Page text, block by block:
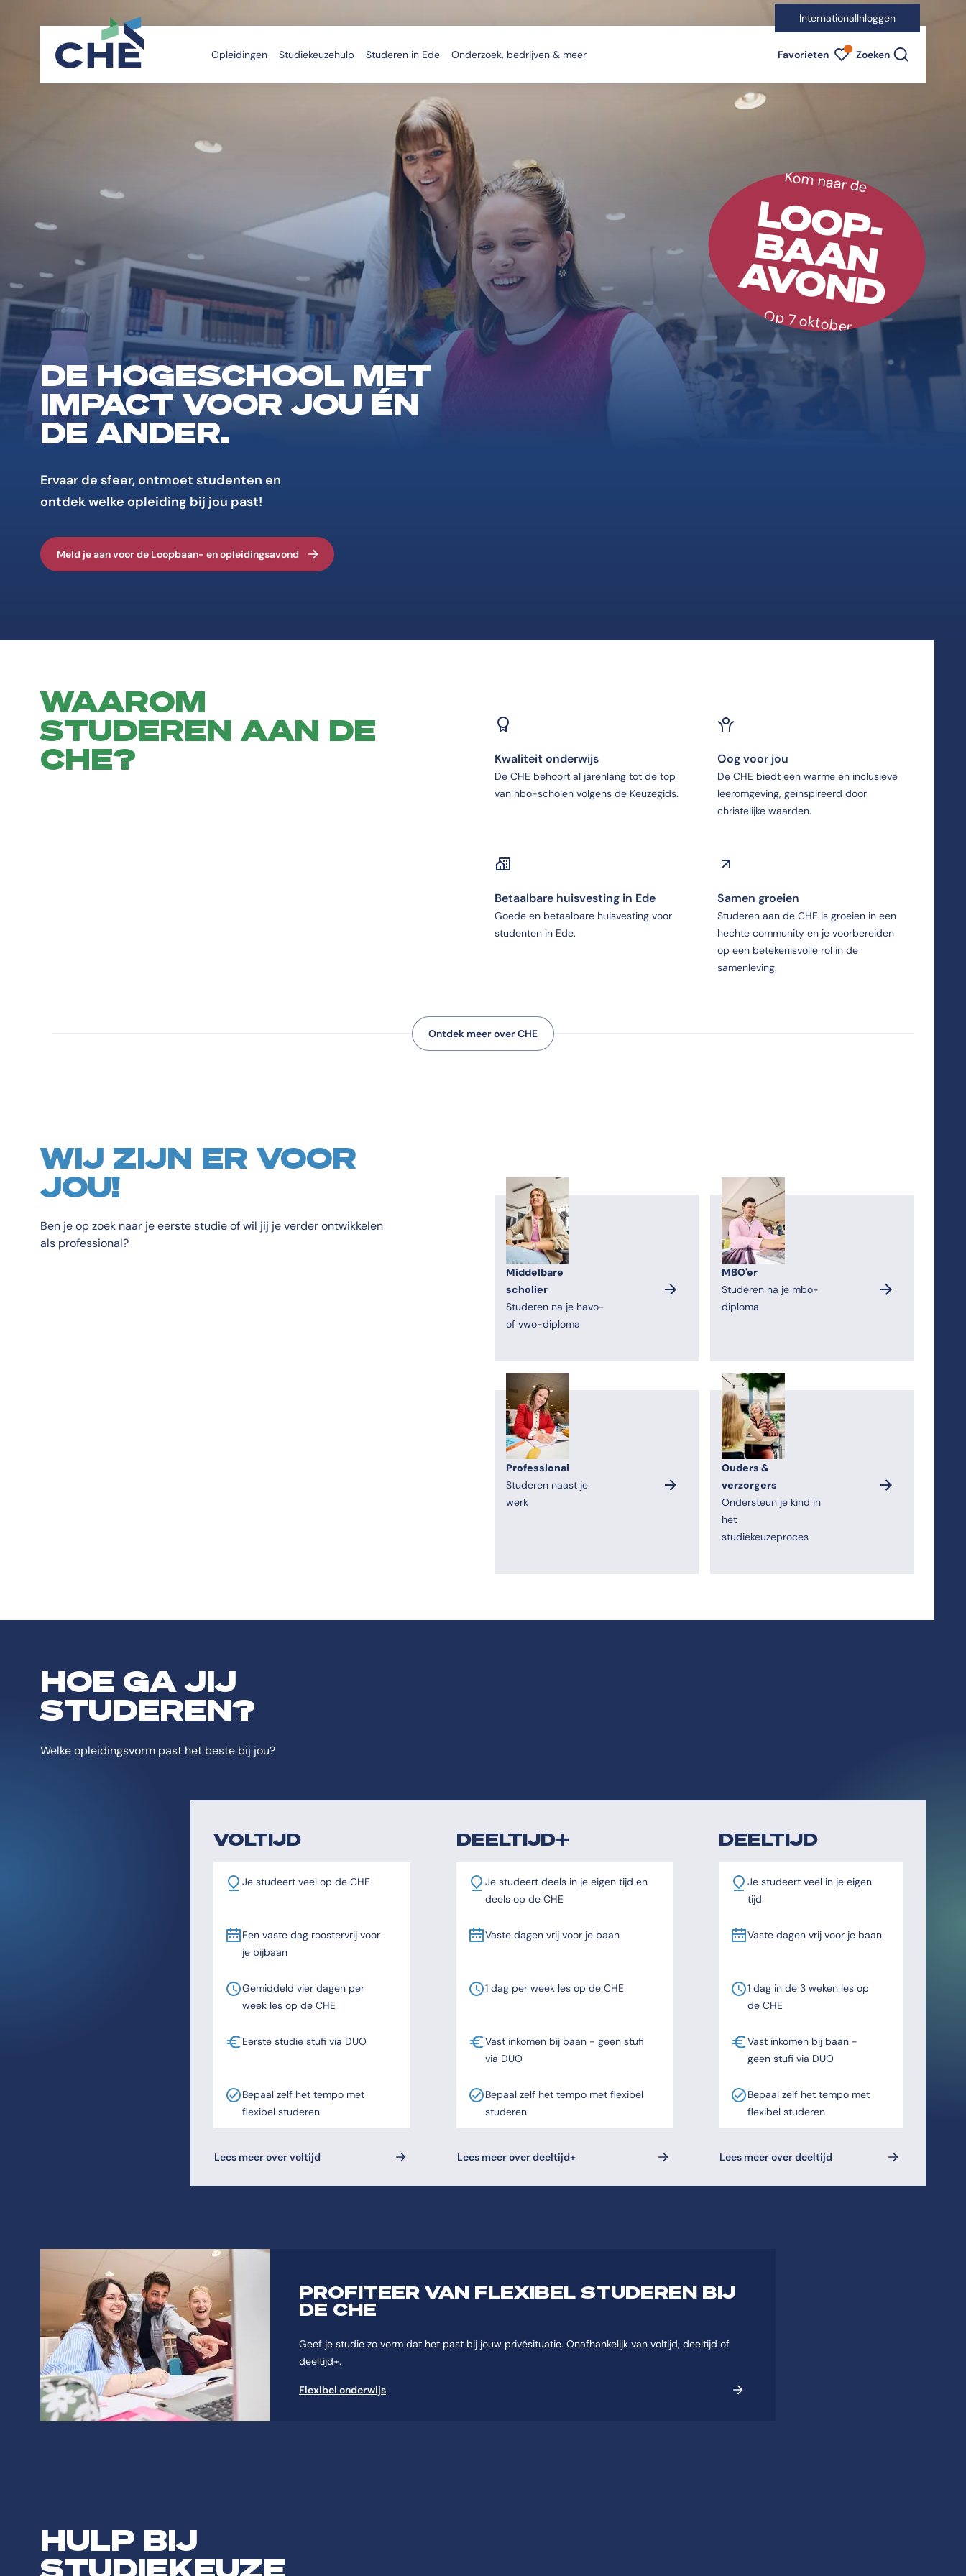
InternationalInloggen
Opleidingen Studiekeuzehulp Studeren in Ede Onderzoek, bedrijven & meer Favorieten Favorieten indicator
Zoeken
DE HOGESCHOOL MET
IMPACT VOOR JOU ÉN
DE ANDER.
Ervaar de sfeer, ontmoet studenten en
ontdek welke opleiding bij jou past!
Meld je aan voor de Loopbaan- en opleidingsavond
Kom naar de
LOOP-
BAAN
AVOND
Op 7 oktober
WAAROM
STUDEREN AAN DE
CHE? Kwaliteit onderwijs
De CHE behoort al jarenlang tot de top
van hbo-scholen volgens de Keuzegids.
Oog voor jou
De CHE biedt een warme en inclusieve
leeromgeving, geïnspireerd door
christelijke waarden.
Betaalbare huisvesting in Ede
Goede en betaalbare huisvesting voor
studenten in Ede.
Samen groeien
Studeren aan de CHE is groeien in een
hechte community en je voorbereiden
op een betekenisvolle rol in de
samenleving.
Ontdek meer over CHE
WIJ ZIJN ER VOOR
JOU!
Ben je op zoek naar je eerste studie of wil jij je verder ontwikkelen
als professional?
Middelbare
scholier
Studeren na je havo-
of vwo-diploma
MBO'er
Studeren na je mbo-
diploma
Professional
Studeren naast je
werk
Ouders &
verzorgers
Ondersteun je kind in
het
studiekeuzeproces
HOE GA JIJ
STUDEREN?
Welke opleidingsvorm past het beste bij jou?
VOLTIJD
Je studeert veel op de CHE
Een vaste dag roostervrij voor
je bijbaan
Gemiddeld vier dagen per
week les op de CHE
Eerste studie stufi via DUO
Bepaal zelf het tempo met
flexibel studeren
Lees meer over voltijd
DEELTIJD+
Je studeert deels in je eigen tijd en
deels op de CHE
Vaste dagen vrij voor je baan
1 dag per week les op de CHE
Vast inkomen bij baan - geen stufi
via DUO
Bepaal zelf het tempo met flexibel
studeren
Lees meer over deeltijd+
DEELTIJD
Je studeert veel in je eigen
tijd
Vaste dagen vrij voor je baan
1 dag in de 3 weken les op
de CHE
Vast inkomen bij baan -
geen stufi via DUO
Bepaal zelf het tempo met
flexibel studeren
Lees meer over deeltijd
PROFITEER VAN FLEXIBEL STUDEREN BIJ
DE CHE
Geef je studie zo vorm dat het past bij jouw privésituatie. Onafhankelijk van voltijd, deeltijd of
deeltijd+.
Flexibel onderwijs
HULP BIJ
STUDIEKEUZE